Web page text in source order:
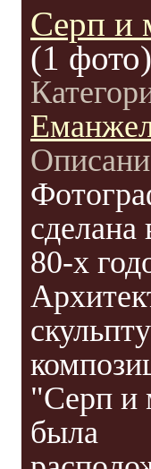
Серп и
(1 фото)
сделана
80-х
"Серп и
была